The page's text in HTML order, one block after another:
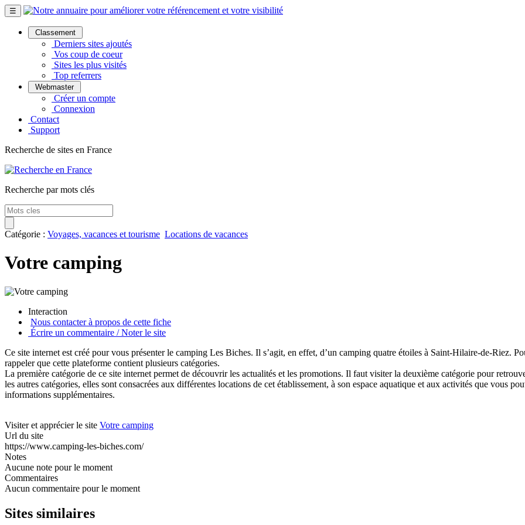
☰
Classement
Derniers sites ajoutés
Vos coup de coeur
Sites les plus visités
Top referrers
Webmaster
Créer un compte
Connexion
Contact
Support
Recherche de sites en France
Recherche par mots clés
Catégorie : Voyages, vacances et tourisme Locations de vacances
Votre camping
Interaction
Nous contacter à propos de cette fiche
Écrire un commentaire / Noter le site
Ce site internet est créé pour vous présenter le camping Les Biches. Il s’agit, en effet, d’un camping quatre étoiles à Saint-Hilaire-de-Riez.
rappeler que cette plateforme contient plusieurs catégories.
La première catégorie de ce site internet permet de découvrir les actualités et les promotions. Il faut visiter la deuxième catégorie pour
les autres catégories, elles sont consacrées aux différentes locations de cet établissement, à son espace aquatique et aux activités que vous
informations supplémentaires.
Visiter et apprécier le site Votre camping
Url du site
https://www.camping-les-biches.com/
Notes
Aucune note pour le moment
Commentaires
Aucun commentaire pour le moment
Sites similaires